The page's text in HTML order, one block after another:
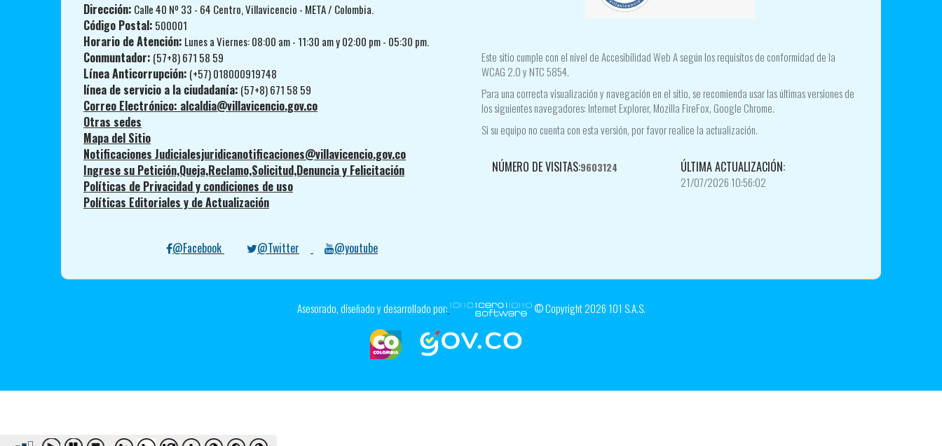
Dirección: Calle 40 Nº 33 - 64 Centro, Villavicencio - META / Colombia.
Código Postal: 500001
Horario de Atención: Lunes a Viernes: 08:00 am - 11:30 am y 02:00 pm - 05:30 pm.
Conmuntador: (57+8) 671 58 59
Línea Anticorrupción: (+57) 018000919748
línea de servicio a la ciudadanía: (57+8) 671 58 59
Correo Electrónico: alcaldia@villavicencio.gov.co
Otras sedes
Mapa del Sitio
Notificaciones Judicialesjuridicanotificaciones@villavicencio.gov.co
Ingrese su Petición,Queja,Reclamo,Solicitud,Denuncia y Felicitación
Políticas de Privacidad y condiciones de uso
Políticas Editoriales y de Actualización
@Facebook @Twitter @youtube
Este sitio cumple con el nivel de Accesibilidad Web A según los requisitos de conformidad de la
WCAG 2.0 y NTC 5854.
Para una correcta visualización y navegación en el sitio, se recomienda usar las últimas versiones de
los siguientes navegadores: Internet Explorer, Mozilla FireFox, Google Chrome.
Si su equipo no cuenta con esta versión, por favor realice la actualización.
NÚMERO DE VISITAS:9603124 ÚLTIMA ACTUALIZACIÓN:
21/07/2026 10:56:02
Asesorado, diseñado y desarrollado por: © Copyright2026 101 S.A.S.